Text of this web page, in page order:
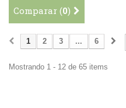
Comparar (0)
1 2 3 ... 6
Mostrando 1 - 12 de 65 items